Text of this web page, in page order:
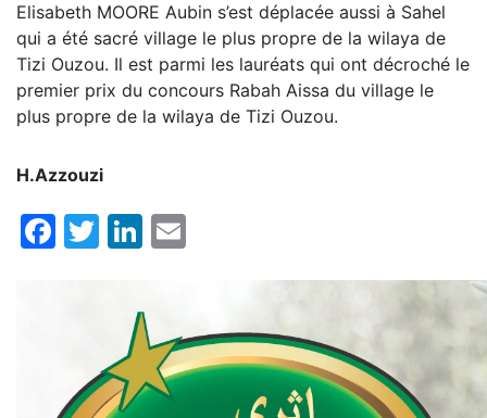
Elisabeth MOORE Aubin s’est déplacée aussi à Sahel
qui a été sacré village le plus propre de la wilaya de
Tizi Ouzou. Il est parmi les lauréats qui ont décroché le
premier prix du concours Rabah Aissa du village le
plus propre de la wilaya de Tizi Ouzou.
H.Azzouzi
Facebook
TwitterLinkedIn